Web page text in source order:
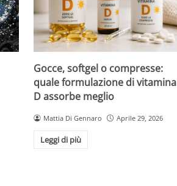
Gocce, softgel o compresse:
quale formulazione di vitamina
D assorbe meglio
Mattia Di Gennaro Aprile 29, 2026
Leggi di più